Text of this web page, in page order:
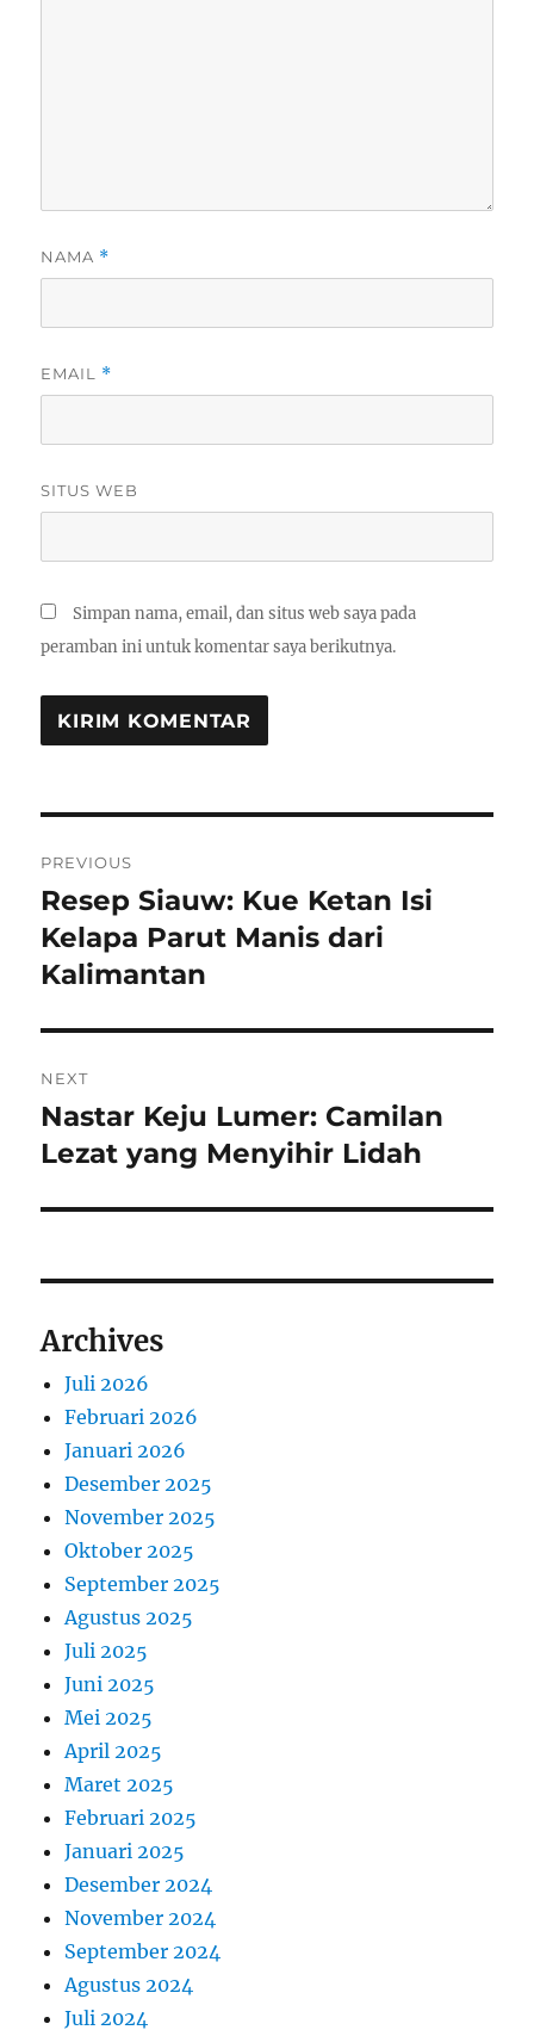
NAMA *
EMAIL *
SITUS WEB
Simpan nama, email, dan situs web saya pada
peramban ini untuk komentar saya berikutnya.
pos
PREVIOUS
Previous
post:
Resep Siauw: Kue Ketan Isi
Kelapa Parut Manis dari
Kalimantan
NEXT
Next
post:
Nastar Keju Lumer: Camilan
Lezat yang Menyihir Lidah
Archives
Juli 2026
Februari 2026
Januari 2026
Desember 2025
November 2025
Oktober 2025
September 2025
Agustus 2025
Juli 2025
Juni 2025
Mei 2025
April 2025
Maret 2025
Februari 2025
Januari 2025
Desember 2024
November 2024
September 2024
Agustus 2024
Juli 2024